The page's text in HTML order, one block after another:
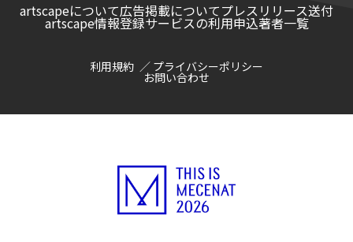
artscapeについて広告掲載についてプレスリリース送付
artscape情報登録サービスの利用申込著者一覧
利用規約 プライバシーポリシー
お問い合わせ